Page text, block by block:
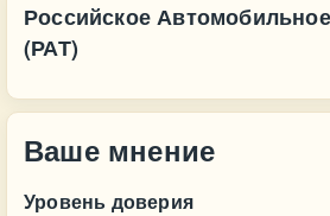
Российское
(РАТ)
Ваше мнение
Уровень доверия